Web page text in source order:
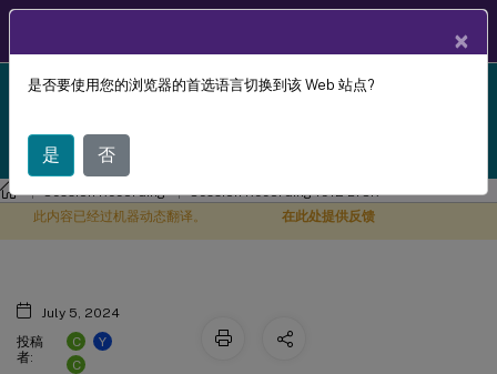
Session Recording 1912 LTSR reached end-of-life on
a newer version of Session Recording.
Session Recording Session Recording 1912 LTSR
此内容已经过机器动态翻译。 在此处提供反馈
启动 Session Recording Player
July 5, 2024
投稿
者:
C
Y
C
×
是否要使用您的浏览器的首选语言切换到该 Web 站点?
是 否